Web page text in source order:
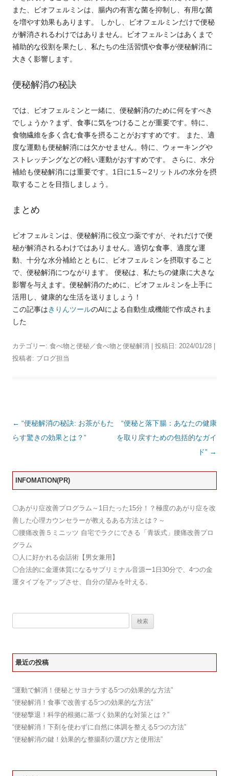
また、ビオフェルミンは、腸内の有害な菌を抑制し、有用な菌
を増やす効果もあります。 しかし、ビオフェルミンだけで便秘
が解消されるわけではありません。ビオフェルミンはあくまで
補助的な役割を果たし、私たちの生活習慣や食事が便秘解消に
大きく影響します。
便秘解消の秘訣
では、ビオフェルミンと一緒に、便秘解消のために何をすべき
でしょうか？まず、食事に気をつけることが重要です。特に、
食物繊維を多く含む食事を摂ることがおすすめです。 また、適
度な運動も便秘解消には欠かせません。特に、ウォーキングや
ストレッチングなどの軽い運動がおすすめです。 さらに、水分
補給も便秘解消には重要です。1日に1.5～2リットルの水分を摂
取することを目指しましょう。
まとめ
ビオフェルミンは、便秘解消に役立つ薬ですが、それだけで便
秘が解消されるわけではありません。適切な食事、適度な運
動、十分な水分補給とともに、ビオフェルミンを摂取すること
で、便秘解消につながります。 便秘は、私たちの健康に大きな
影響を与えます。便秘解消のために、ビオフェルミンを上手に
活用し、健康的な生活を送りましょう！
この記事はきりんツールのAIによる自動生成機能で作成されま
した
カテゴリー: 食べ物と便秘／食べ物と便秘解消 | 投稿日: 2024/01/28
投稿者: ブログ担当
投
稿
ゲ
シ
ョ
ン
← “便秘解消の秘訣: お茶がもた
らす驚きの効果とは？”
“便秘と落下腸：あなたの健康
を取り戻すための包括的なガイ
ド” →
INFOMATION(PR)
〇あがり症改善プログラム～1日たった15分！？極度のあがり症を改
善した心理カウンセラーが教えるある方法とは？～
〇腰痛改善５ミニッツ 自宅でラクにできる「青坂式」腰痛改善プロ
グラム
〇人に好かれる会話術【男女兼用】
〇合法的に金運体質になるサブリミナル音源ー1日30分で、4つの金
運タイプをアップさせ、自分の望みを叶える。
索:
最近の投稿
“運動で解消！便秘とサヨナラする5つの効果的な方法”
“便秘解消！食事で改善する5つの効果的な方法”
“便秘撃退！科学的根拠に基づく効果的な対策とは？”
“便秘解消！下剤を使わずに自然に体調を整える5つの方法”
“便秘解消の鍵！効果的な整腸剤の選び方と使用法”